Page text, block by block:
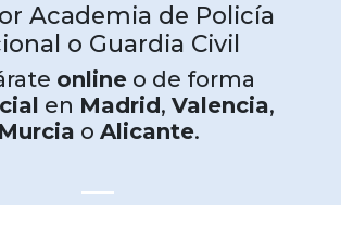
Academia de Policía
o Guardia Civil
online o de forma
en Madrid, Valencia,
Murcia o Alicante.